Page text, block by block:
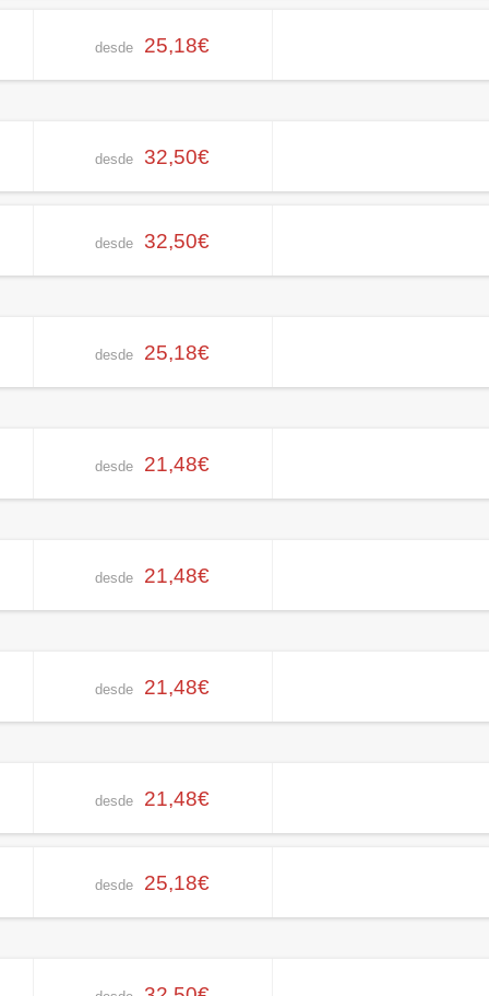
desde 25,18€
desde 32,50€
desde 32,50€
desde 25,18€
desde 21,48€
desde 21,48€
desde 21,48€
desde 21,48€
desde 25,18€